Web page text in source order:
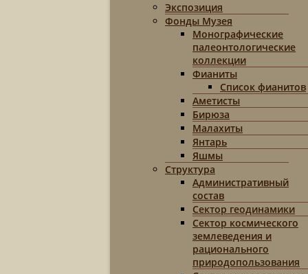
Экспозиция
Фонды Музея
Монографические
палеонтологические
коллекции
Фианиты
Список фианитов
Аметисты
Бирюза
Малахиты
Янтарь
Яшмы
Структура
Административный
состав
Сектор геодинамики
Сектор космического
землеведения и
рационального
природопользования